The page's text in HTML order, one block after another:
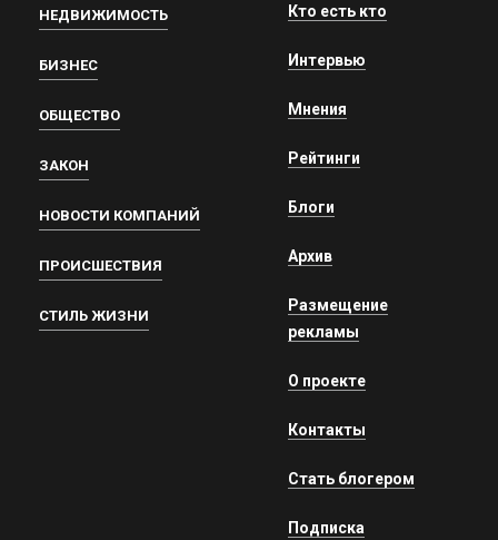
НЕДВИЖИМОСТЬ
БИЗНЕС
ОБЩЕСТВО
ЗАКОН
НОВОСТИ КОМПАНИЙ
ПРОИСШЕСТВИЯ
СТИЛЬ ЖИЗНИ
Кто есть кто
Интервью
Мнения
Рейтинги
Блоги
Архив
Размещение
рекламы
О проекте
Контакты
Стать блогером
Подписка